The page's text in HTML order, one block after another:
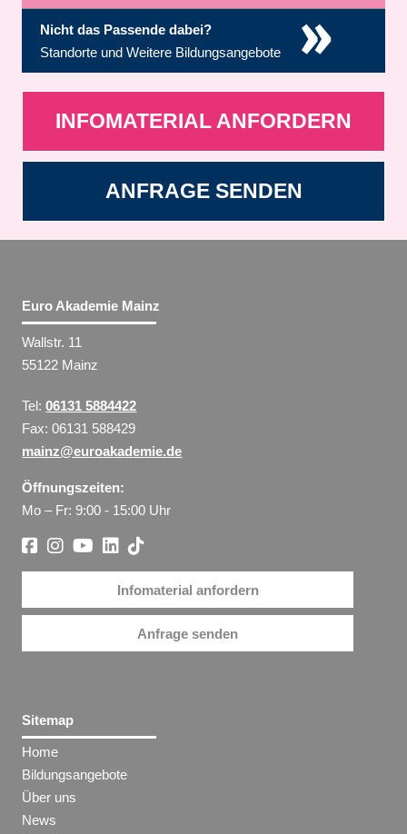
Nicht das Passende dabei?
Standorte und Weitere Bildungsangebote
»
INFOMATERIAL ANFORDERN
ANFRAGE SENDEN
Euro Akademie Mainz
Wallstr. 11
55122 Mainz
Tel:06131 5884422
Fax: 06131 588429
mainz@euroakademie.de
Öffnungszeiten:
Mo – Fr: 9:00 - 15:00 Uhr
Infomaterial anfordern
Anfrage senden
Sitemap
Home
Bildungsangebote
Über uns
News